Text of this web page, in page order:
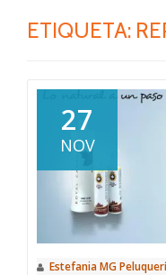
ETIQUETA:
27
NOV
Estefania MG